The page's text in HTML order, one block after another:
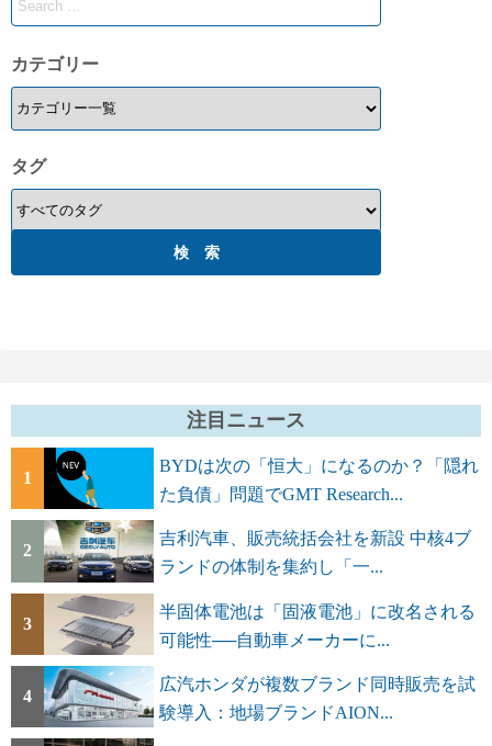
カテゴリー
タグ
注目ニュース
1
BYDは次の「恒大」になるのか？「隠れ
た負債」問題でGMT Research...
2
吉利汽車、販売統括会社を新設 中核4ブ
ランドの体制を集約し「一...
3
半固体電池は「固液電池」に改名される
可能性──自動車メーカーに...
4
広汽ホンダが複数ブランド同時販売を試
験導入：地場ブランドAION...